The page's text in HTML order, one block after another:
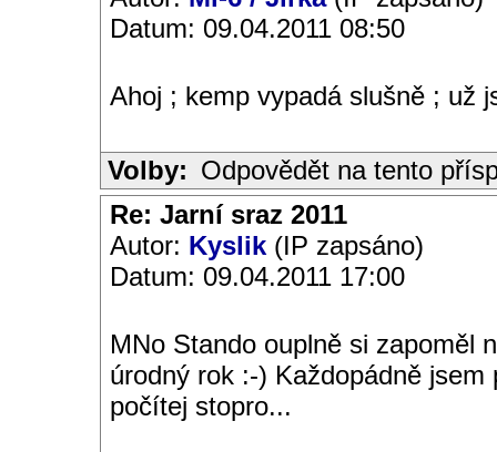
Datum: 09.04.2011 08:50
Ahoj ; kemp vypadá slušně ; už
Volby: Odpovědět na tento
Re: Jarní sraz 2011
Autor: Kyslik (IP zapsáno)
Datum: 09.04.2011 17:00
MNo Stando ouplně si zapoměl
úrodný rok :-) Každopádně
počítej stopro...